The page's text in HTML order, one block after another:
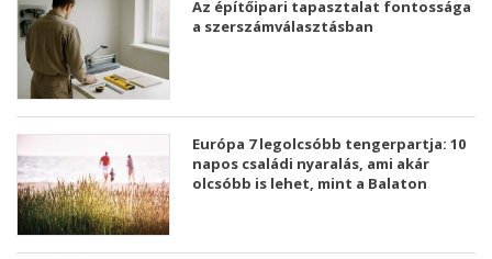
Az építőipari tapasztalat fontossága
a szerszámválasztásban
Európa 7 legolcsóbb tengerpartja: 10
napos családi nyaralás, ami akár
olcsóbb is lehet, mint a Balaton